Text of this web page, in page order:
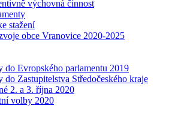
výchovná činnost
stažení
obce Vranovice 2020-2025
do Evropského parlamentu 2019
do Zastupitelstva Středočeského kraje
2. a 3. října 2020
volby 2020